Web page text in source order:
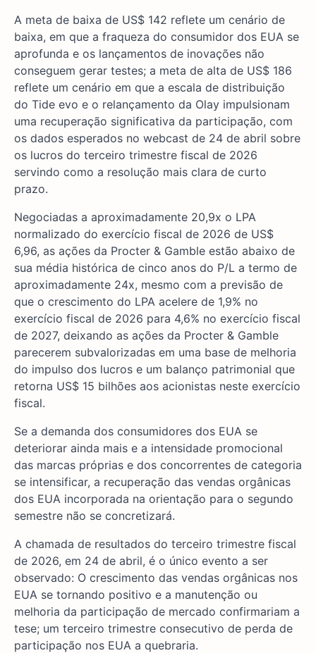
A meta de baixa de US$ 142 reflete um cenário de
baixa, em que a fraqueza do consumidor dos EUA se
aprofunda e os lançamentos de inovações não
conseguem gerar testes; a meta de alta de US$ 186
reflete um cenário em que a escala de distribuição
do Tide evo e o relançamento da Olay impulsionam
uma recuperação significativa da participação, com
os dados esperados no webcast de 24 de abril sobre
os lucros do terceiro trimestre fiscal de 2026
servindo como a resolução mais clara de curto
prazo.
Negociadas a aproximadamente 20,9x o LPA
normalizado do exercício fiscal de 2026 de US$
6,96, as ações da Procter & Gamble estão abaixo de
sua média histórica de cinco anos do P/L a termo de
aproximadamente 24x, mesmo com a previsão de
que o crescimento do LPA acelere de 1,9% no
exercício fiscal de 2026 para 4,6% no exercício fiscal
de 2027, deixando as ações da Procter & Gamble
parecerem subvalorizadas em uma base de melhoria
do impulso dos lucros e um balanço patrimonial que
retorna US$ 15 bilhões aos acionistas neste exercício
fiscal.
Se a demanda dos consumidores dos EUA se
deteriorar ainda mais e a intensidade promocional
das marcas próprias e dos concorrentes de categoria
se intensificar, a recuperação das vendas orgânicas
dos EUA incorporada na orientação para o segundo
semestre não se concretizará.
A chamada de resultados do terceiro trimestre fiscal
de 2026, em 24 de abril, é o único evento a ser
observado: O crescimento das vendas orgânicas nos
EUA se tornando positivo e a manutenção ou
melhoria da participação de mercado confirmariam a
tese; um terceiro trimestre consecutivo de perda de
participação nos EUA a quebraria.